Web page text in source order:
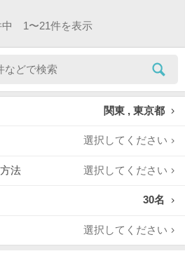
中 1〜21件を表示
関東 , 東京都
選択してください
法 選択してください
30名
選択してください